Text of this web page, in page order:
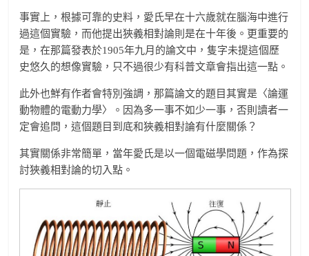
事實上，根據可靠的史料，愛氏早在十六歲就在腦海中進行
過這個實驗，而他提出狹義相對論則是在十年後。更重要的
是，在那篇發表於1905年九月的論文中，隻字未提這個歷
史悠久的想像實驗，只不過很少有科普文章會指出這一點。
此外也鮮有作者會特別強調，那篇論文的題目其實是〈論運
動物體的電動力學〉。因為多一事不如少一事，否則讀者一
定會追問，這個題目到底和狹義相對論有什麼關係？
其實關係非常簡單，當年愛氏是以一個電磁學問題，作為探
討狹義相對論的切入點。